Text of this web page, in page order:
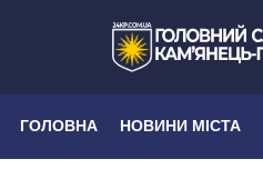
ГОЛОВНА НОВИНИ МІСТА